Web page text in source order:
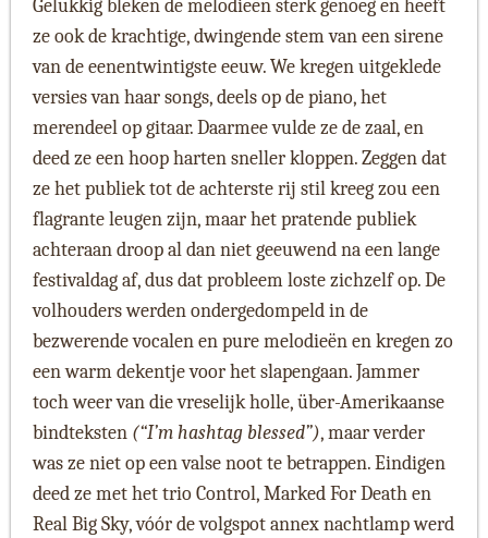
Gelukkig bleken de melodieën sterk genoeg en heeft
ze ook de krachtige, dwingende stem van een sirene
van de eenentwintigste eeuw. We kregen uitgeklede
versies van haar songs, deels op de piano, het
merendeel op gitaar. Daarmee vulde ze de zaal, en
deed ze een hoop harten sneller kloppen. Zeggen dat
ze het publiek tot de achterste rij stil kreeg zou een
flagrante leugen zijn, maar het pratende publiek
achteraan droop al dan niet geeuwend na een lange
festivaldag af, dus dat probleem loste zichzelf op. De
volhouders werden ondergedompeld in de
bezwerende vocalen en pure melodieën en kregen zo
een warm dekentje voor het slapengaan. Jammer
toch weer van die vreselijk holle, über-Amerikaanse
bindteksten (“I’m hashtag blessed”), maar verder
was ze niet op een valse noot te betrappen. Eindigen
deed ze met het trio Control, Marked For Death en
Real Big Sky, vóór de volgspot annex nachtlamp werd